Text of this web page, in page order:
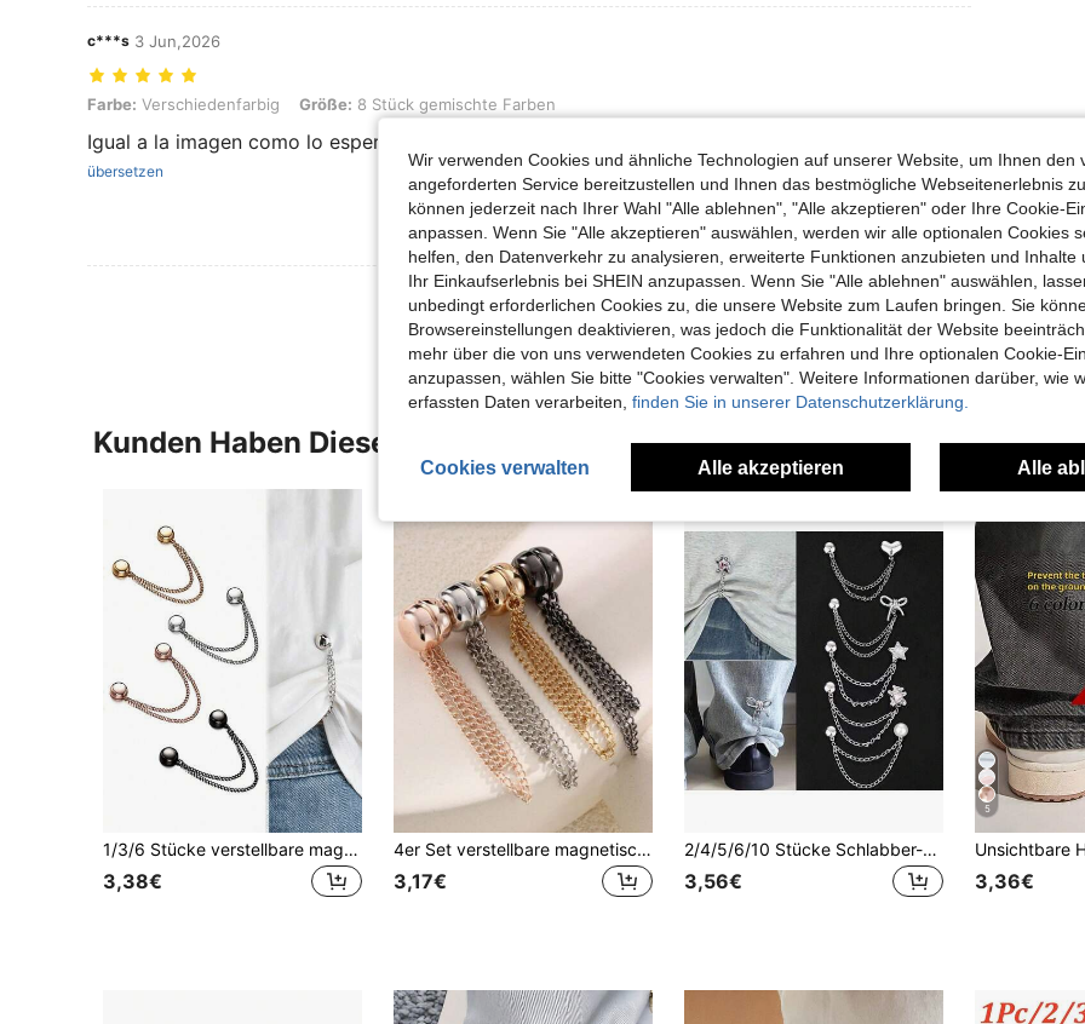
c***s 3 Jun,2026
Farbe: Verschiedenfarbig, Größe: 8 Stück gemischte Farben
Farbe: Verschiedenfarbig Größe: 8 Stück gemischte Farben
Igual a la imagen como lo esperado 🤩🤩🤩
übersetzen
Hilfreich (0)
Kunden Haben Diese Artikel Auch Angeschaut
1/3/6 Stücke verstellbare magnetische Hosenbein- und Ärmelclips, langanhaltend Legierung, abnehmbar, geeignet für Hosen und T-Shirts, ohne Nähen Hosenlänge verkürzen
3,38€
4er Set verstellbare magnetische Hosenbein- & Bündchenclips, abnehmbare Hosenbeinclips für Hosen und T-Shirts, magnetische Hosenbeinclips zum Kürzen der Hosenlänge ohne Nähen, starke Magnetclips
3,17€
2/4/5/6/10 Stücke Schlabber-Hosen Saum Clips, magnetische Hosen Bein Verkürzungs Clips, unsichtbare Hosen Bein Fixierer
3,56€
5
3,36€
Wir verwenden Cookies und ähnliche Technologien auf unserer Website, um Ihnen den
angeforderten Service bereitzustellen und Ihnen das bestmögliche Webseitenerlebnis
können jederzeit nach Ihrer Wahl "Alle ablehnen", "Alle akzeptieren" oder Ihre Cookie-
anpassen. Wenn Sie "Alle akzeptieren" auswählen, werden wir alle optionalen Cookies
helfen, den Datenverkehr zu analysieren, erweiterte Funktionen anzubieten und Inhalte
Ihr Einkaufserlebnis bei SHEIN anzupassen. Wenn Sie "Alle ablehnen" auswählen,
unbedingt erforderlichen Cookies zu, die unsere Website zum Laufen bringen. Sie
Browsereinstellungen deaktivieren, was jedoch die Funktionalität der Website
mehr über die von uns verwendeten Cookies zu erfahren und Ihre optionalen Cookie-
anzupassen, wählen Sie bitte "Cookies verwalten". Weitere Informationen darüber, wie
erfassten Daten verarbeiten, finden Sie in unserer Datenschutzerklärung.
Cookies verwalten Alle akzeptieren Alle